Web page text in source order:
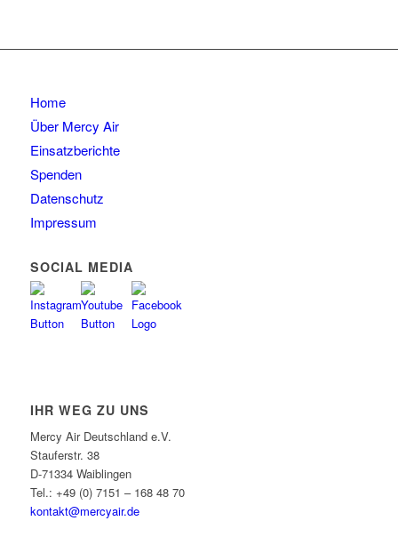
Home
Über Mercy Air
Einsatzberichte
Spenden
Datenschutz
Impressum
SOCIAL MEDIA
IHR WEG ZU UNS
Mercy Air Deutschland e.V.
Stauferstr. 38
D-71334 Waiblingen
Tel.: +49 (0) 7151 – 168 48 70
kontakt@mercyair.de